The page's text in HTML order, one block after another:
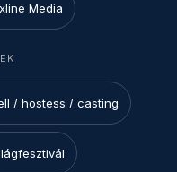
Media
/ hostess / casting